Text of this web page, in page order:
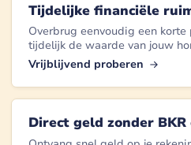
Tijdelijke financiële
Overbrug eenvoudig een
tijdelijk de waarde van jouw
Vrijblijvend proberen
Direct geld zonder BKR